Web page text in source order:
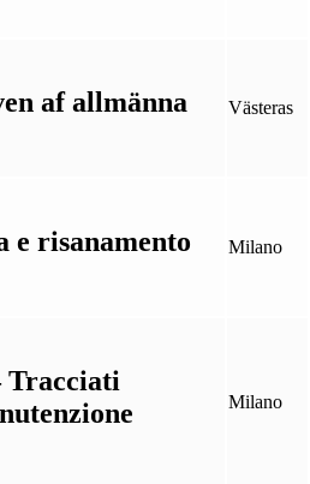
af allmänna
Västeras
e risanamento
Milano
Tracciati
Milano